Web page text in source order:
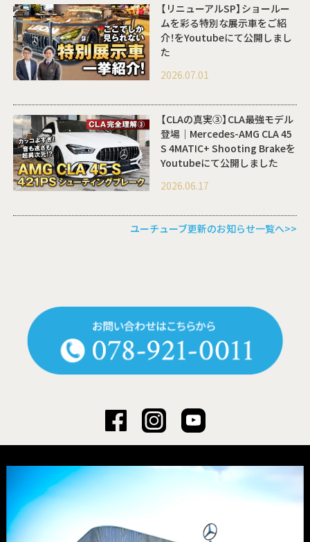
【リニューアルSP】ショールー
ムを彩る特別な展示車をご紹
介！をYoutubeにて公開しまし
た
2026.07.01
【CLAの真実③】CLA最強モデル
登場｜Mercedes-AMG CLA 45
S 4MATIC+ Shooting Brakeを
Youtubeにて公開しました
2026.06.17
ユーチューブ更新のお知らせ一覧へ>>